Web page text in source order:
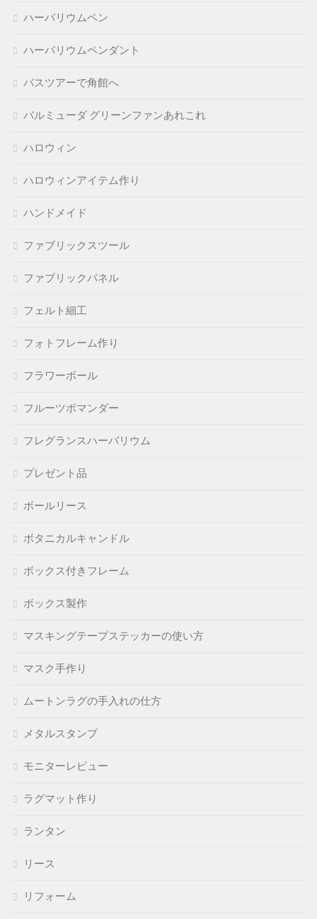
ハーバリウムペン
ハーバリウムペンダント
バスツアーで角館へ
バルミューダ グリーンファンあれこれ
ハロウィン
ハロウィンアイテム作り
ハンドメイド
ファブリックスツール
ファブリックパネル
フェルト細工
フォトフレーム作り
フラワーボール
フルーツポマンダー
フレグランスハーバリウム
プレゼント品
ボールリース
ボタニカルキャンドル
ボックス付きフレーム
ボックス製作
マスキングテープステッカーの使い方
マスク手作り
ムートンラグの手入れの仕方
メタルスタンプ
モニターレビュー
ラグマット作り
ランタン
リース
リフォーム